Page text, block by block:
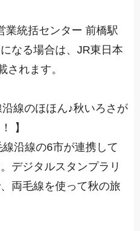
業統括センター 前橋駅
なる場合は、JR東日本
されます。
沿線のほほん♪秋いろさが
】
沿線の6市が連携して
デジタルスタンプラリ
両毛線を使って秋の旅